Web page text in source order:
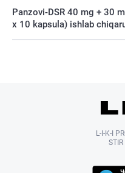
Panzovi-DSR 40 mg + 30
х 10 kapsula) ishlab
L-I-K-I